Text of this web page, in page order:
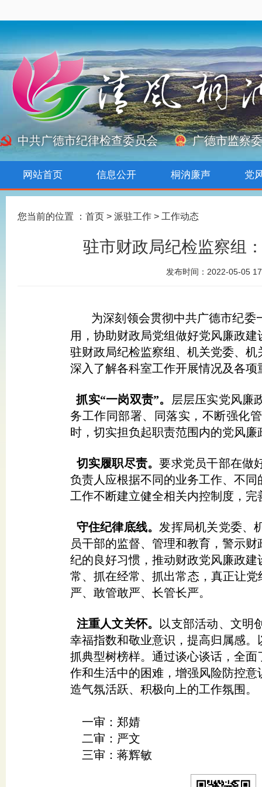
中共广德市纪律检查委员会 广德市监察
网站首页 信息公开 桐汭廉声 党
您当前的位置 ： 首页 > 派驻工作 > 工作动态
驻市财政局纪检监察组
发布时间： 2022-05-05
为深刻领会贯彻中共广德市纪委
用，协助财政局党组做好党风廉政
驻财政局纪检监察组、机关党委、
深入了解各科室工作开展情况及各
抓实“一岗双责”。
层层压实党风廉
务工作同部署、同落实，不断强化
时，切实担负起职责范围内的党风
切实履职尽责。要求党员干部在做
负责人应根据不同的业务工作、不
工作不断建立健全相关内控制度，
守住纪律底线。 发挥局机关党委、
员干部的监督、管理和教育，警示
纪的良好习惯，推动财政党风廉政
常、抓在经常、抓出常态，真正让
严、敢管敢严、长管长严。
注重人文关怀。
以支部活动、文明
幸福指数和敬业意识，提高归属感
抓典型树榜样。通过谈心谈话，全
作和生活中的困难，增强风险防控
造气氛活跃、积极向上的工作氛围。
一审：郑婧
二审：严文
三审：蒋辉敏